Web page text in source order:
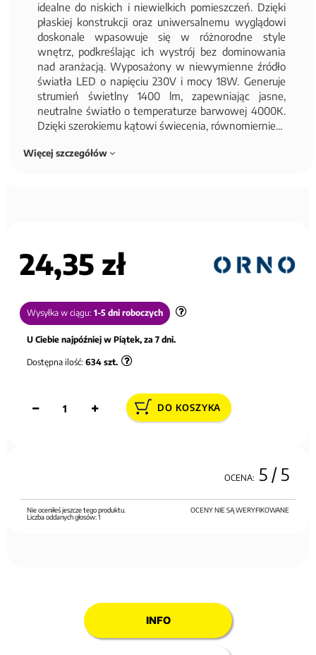
idealne do niskich i niewielkich pomieszczeń. Dzięki
płaskiej konstrukcji oraz uniwersalnemu wyglądowi
doskonale wpasowuje się w różnorodne style
wnętrz, podkreślając ich wystrój bez dominowania
nad aranżacją. Wyposażony w niewymienne źródło
światła LED o napięciu 230V i mocy 18W. Generuje
strumień świetlny 1400 lm, zapewniając jasne,
neutralne światło o temperaturze barwowej 4000K.
Dzięki szerokiemu kątowi świecenia, równomiernie...
Więcej szczegółów
24,35 zł
Wysyłka w ciągu: 1-5 dni roboczych
U Ciebie najpóźniej w Piątek, za 7 dni.
Dostępna ilość: 634 szt.
DO KOSZYKA
OCENA: 5 / 5
OCENY NIE SĄ WERYFIKOWANE
Nie oceniłeś jeszcze tego produktu.
Liczba oddanych głosów:1
INFO